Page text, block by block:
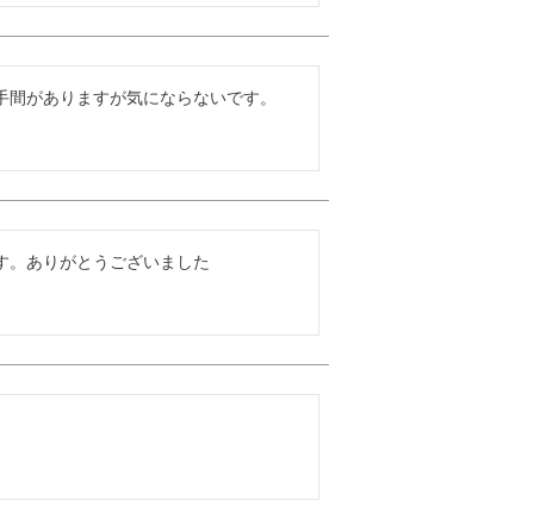
がありますが気にならないです。
。ありがとうございました